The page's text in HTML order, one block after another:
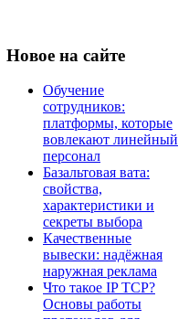
Новое на сайте
Обучение
сотрудников:
платформы, которые
вовлекают линейный
персонал
Базальтовая вата:
свойства,
характеристики и
секреты выбора
Качественные
вывески: надёжная
наружная реклама
Что такое IP TCP?
Основы работы